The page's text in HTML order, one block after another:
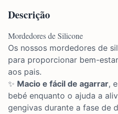
Descrição
Mordedores de Silicone
Os nossos mordedores de
para proporcionar bem-
aos pais.
✨ Macio e fácil de agarrar,
bebé enquanto o ajuda a
gengivas durante a fase de